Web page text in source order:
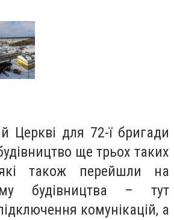
Церкві для 72-ї бригади
ще трьох таких
які також перейшли на
будівництва – тут
комунікацій, а